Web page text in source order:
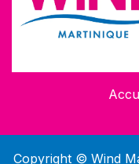
Copyright © Wind